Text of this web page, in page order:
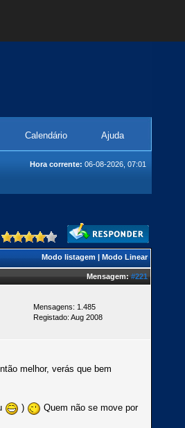
Calendário Ajuda
Hora corrente: 06-08-2026, 07:01
Modo listagem | Modo Linear
Mensagem:#221
Mensagens: 1.485
Registado: Aug 2008
melhor, verás que bem
)
Quem não se move por